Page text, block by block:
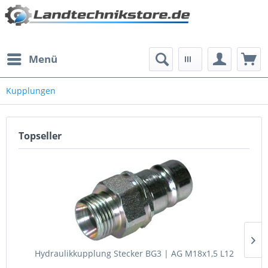
Menü
Kupplungen
Topseller
Hydraulikkupplung Stecker BG3 | AG M18x1,5 L12